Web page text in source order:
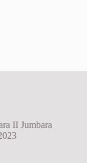
II Jumbara